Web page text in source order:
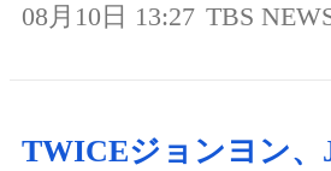
08月10日 13:27 TBS
TWICEジョンヨン、